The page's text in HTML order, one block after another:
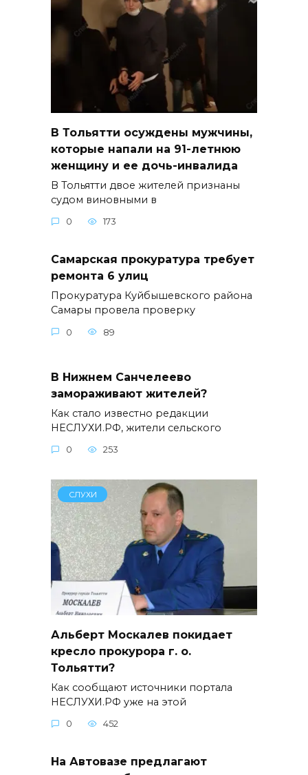
В Тольятти осуждены мужчины,
которые напали на 91-летнюю
женщину и ее дочь-инвалида
В Тольятти двое жителей признаны
судом виновными в
0 173
Самарская прокуратура требует
ремонта 6 улиц
Прокуратура Куйбышевского района
Самары провела проверку
0 89
В Нижнем Санчелеево
замораживают жителей?
Как стало известно редакции
НЕСЛУХИ.РФ, жители сельского
0 253
СЛУХИ
Альберт Москалев покидает
кресло прокурора г. о.
Тольятти?
Как сообщают источники портала
НЕСЛУХИ.РФ уже на этой
0 452
На Автовазе предлагают